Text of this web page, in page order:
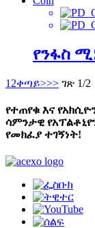
የንፋስ
1 2ቀጣይ>>> ገጽ 1/2
የተጠየቁ እና
ሳምንታዊ
የመክፈያ ተገኝነት!